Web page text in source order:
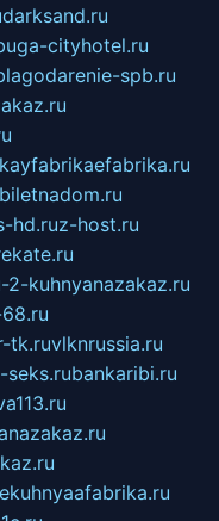
darksand.ru
cityhotel.ru
spb.ru
biletnadom.ru
hd.ruz-host.ru
2-kuhnyanazakaz.ru
tk.ruvlknrussia.ru
seks.rubankaribi.ru